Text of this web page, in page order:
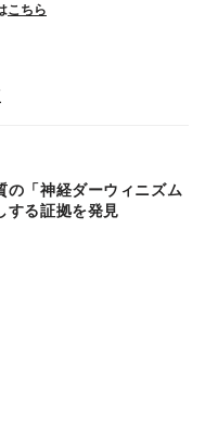
こちら
の「神経ダーウィニズム
する証拠を発見